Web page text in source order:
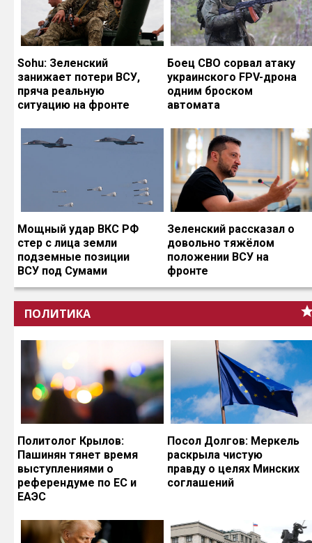
Sohu: Зеленский
занижает потери ВСУ,
пряча реальную
ситуацию на фронте
Боец СВО сорвал атаку
украинского FPV-дрона
одним броском
автомата
Мощный удар ВКС РФ
стер с лица земли
подземные позиции
ВСУ под Сумами
Зеленский рассказал о
довольно тяжёлом
положении ВСУ на
фронте
ПОЛИТИКА
Политолог Крылов:
Пашинян тянет время
выступлениями о
референдуме по ЕС и
ЕАЭС
Посол Долгов: Меркель
раскрыла чистую
правду о целях Минских
соглашений